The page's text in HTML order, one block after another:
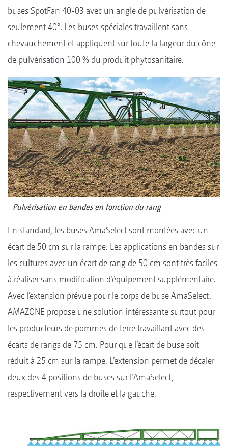
buses SpotFan 40-03 avec un angle de pulvérisation de
seulement 40°. Les buses spéciales travaillent sans
chevauchement et appliquent sur toute la largeur du cône
de pulvérisation 100 % du produit phytosanitaire.
Pulvérisation en bandes en fonction du rang
En standard, les buses AmaSelect sont montées avec un
écart de 50 cm sur la rampe. Les applications en bandes sur
les cultures avec un écart de rang de 50 cm sont très faciles
à réaliser sans modification d’équipement supplémentaire.
Avec l’extension prévue pour le corps de buse AmaSelect,
AMAZONE propose une solution intéressante surtout pour
les producteurs de pommes de terre travaillant avec des
écarts de rangs de 75 cm. Pour que l’écart de buse soit
réduit à 25 cm sur la rampe. L’extension permet de décaler
deux des 4 positions de buses sur l’AmaSelect,
respectivement vers la droite et la gauche.